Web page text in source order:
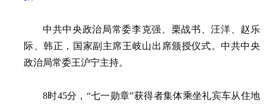
中共中央政治局常委李克强、栗战书、汪洋、赵乐
际、韩正，国家副主席王岐山出席颁授仪式。中共中央
政治局常委王沪宁主持。
8时45分，“七一勋章”获得者集体乘坐礼宾车从住地